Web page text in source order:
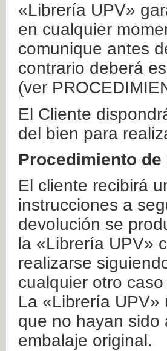
«Librería UPV»
en cualquier
comunique antes
contrario deberá
(ver
El Cliente
del bien para
Procedimiento
El cliente recibirá
instrucciones a
devolución se
la «Librería UPV»
realizarse
cualquier otro
La «Librería UPV»
que no hayan sido
embalaje original.